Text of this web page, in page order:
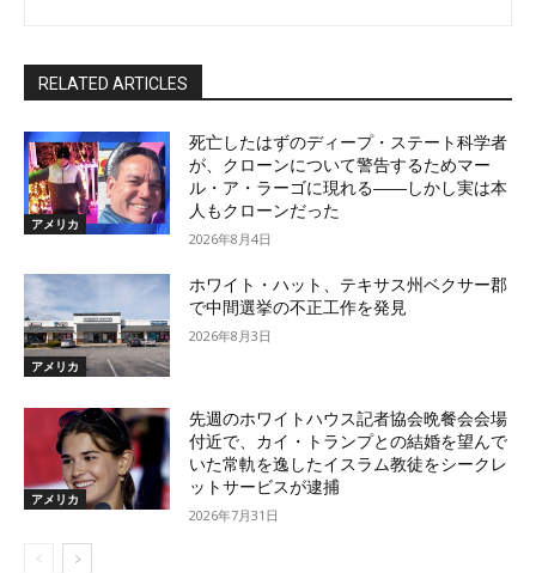
RELATED ARTICLES
アメリカ
死亡したはずのディープ・ステート科学者
が、クローンについて警告するためマー
ル・ア・ラーゴに現れる――しかし実は本
人もクローンだった
2026年8月4日
アメリカ
ホワイト・ハット、テキサス州ベクサー郡
で中間選挙の不正工作を発見
2026年8月3日
アメリカ
先週のホワイトハウス記者協会晩餐会会場
付近で、カイ・トランプとの結婚を望んで
いた常軌を逸したイスラム教徒をシークレ
ットサービスが逮捕
2026年7月31日